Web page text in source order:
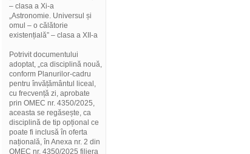
– clasa a Xi-a
„Astronomie. Universul și
omul – o călătorie
existențială” – clasa a XII-a
Potrivit documentului
adoptat, „ca disciplină nouă,
conform Planurilor-cadru
pentru învățământul liceal,
cu frecvență zi, aprobate
prin OMEC nr. 4350/2025,
aceasta se regăsește, ca
disciplină de tip opțional ce
poate fi inclusă în oferta
națională, în Anexa nr. 2 din
OMEC nr. 4350/2025 filiera